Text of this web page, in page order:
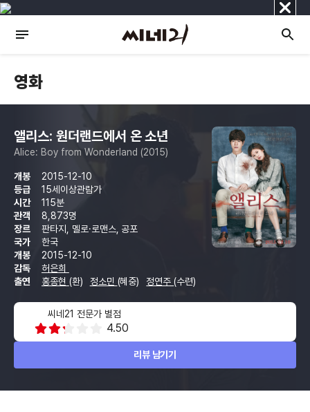
닫
기
영화
앨리스: 원더랜드에서 온 소년
Alice: Boy from Wonderland (2015)
개봉
2015-12-10
등급
15세이상관람가
시간
115분
관객
8,873명
장르
판타지, 멜로·로맨스, 공포
국가
한국
개봉
2015-12-10
감독
허은희
출연
홍종현 (환) 정소민 (혜중) 정연주(수련)
씨네21 전문가 별점
4.50
리뷰 남기기